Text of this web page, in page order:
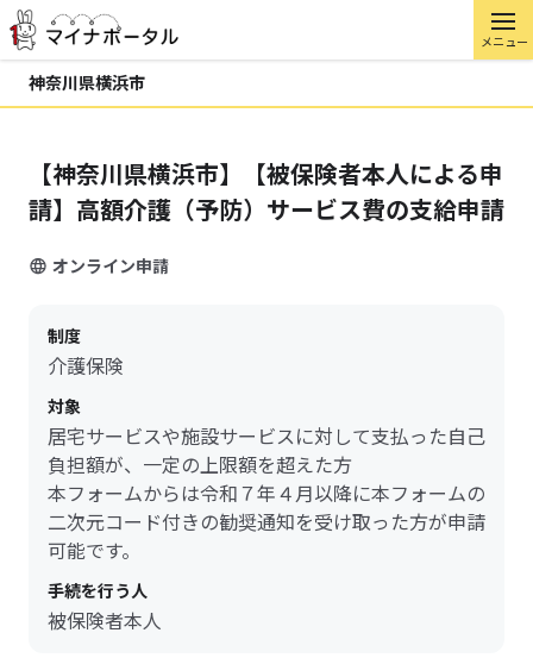
メニュー
神奈川県横浜市
【神奈川県横浜市】【被保険者本人による申
請】高額介護（予防）サービス費の支給申請
オンライン申請
制度
介護保険
対象
居宅サービスや施設サービスに対して支払った自己
負担額が、一定の上限額を超えた方
本フォームからは令和７年４月以降に本フォームの
二次元コード付きの勧奨通知を受け取った方が申請
可能です。
手続を行う人
被保険者本人